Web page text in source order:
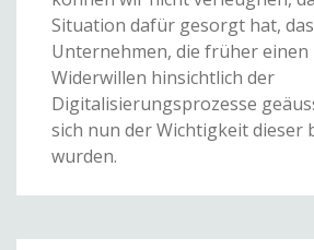
Situation dafür gesorgt hat,
Unternehmen, die früher
Widerwillen hinsichtlich der
Digitalisierungsprozesse
sich nun der Wichtigkeit dieser
wurden.